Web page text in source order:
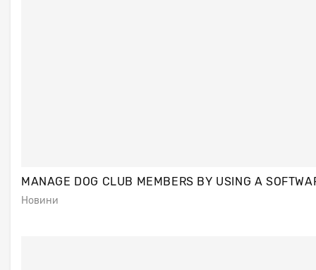
MANAGE DOG CLUB MEMBERS BY USING A
Новини